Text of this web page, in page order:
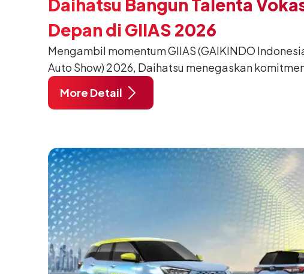
Daihatsu Bangun Talenta
Depan di GIIAS 2026
Mengambil momentum GIIAS (GAIKINDO
Auto Show) 2026, Daihatsu menegaskan
meningkatkan kualitas SDM (Sumber Daya
pendidikan vokasi bertema “Bersama Sahabat
pada 5 Agustus 2026.
More Detail